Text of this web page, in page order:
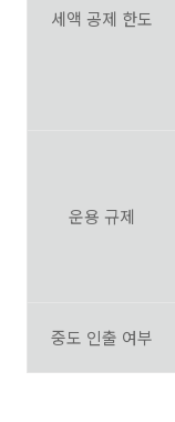
세액 공제 한도
운용 규제
중도 인출 여부